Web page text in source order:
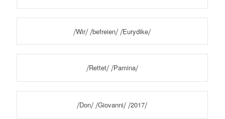
⧸Wir⧸ ⧸befreien⧸ ⧸Eurydike⧸
⧸Rettet⧸ ⧸Pamina⧸
⧸Don⧸ ⧸Giovanni⧸ ⧸2017⧸